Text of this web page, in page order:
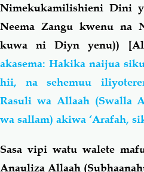
Nimekukamilishieni Dini
Neema Zangu kwenu na
kuwa ni Diyn yenu))
akasema: Hakika naijua
hii, na sehemuu
Rasuli wa Allaah (Swalla
wa sallam) akiwa ‘Arafah,
Sasa vipi watu walete
Anauliza Allaah